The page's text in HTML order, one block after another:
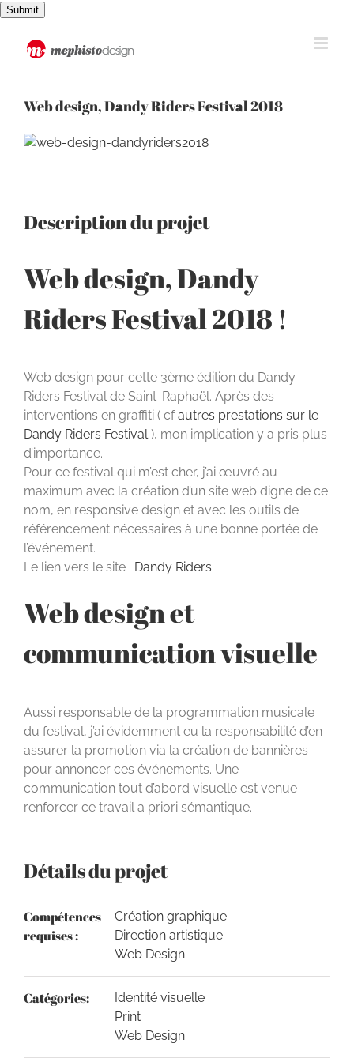
Submit Passer
contenu
Web design, Dandy Riders Festival 2018
View
Description du projet
Web design, Dandy
Riders Festival 2018 !
Web design pour cette 3ème édition du Dandy
Riders Festival de Saint-Raphaël. Après des
interventions en graffiti ( cfautres prestations sur le
Dandy Riders Festival), mon implication y a pris plus
d’importance.
Pour ce festival qui m’est cher, j’ai œuvré au
maximum avec la création d’un site web digne de ce
nom, en responsive design et avec les outils de
référencement nécessaires à une bonne portée de
l’événement.
Le lien vers le site : Dandy Riders
Web design et
communication visuelle
Aussi responsable de la programmation musicale
du festival, j’ai évidemment eu la responsabilité d’en
assurer la promotion via la création de bannières
pour annoncer ces événements. Une
communication tout d’abord visuelle est venue
renforcer ce travail a priori sémantique.
Détails du projet
Compétences
requises :
Création graphique
Direction artistique
Web Design
Catégories:
Identité visuelle
Print
Web Design